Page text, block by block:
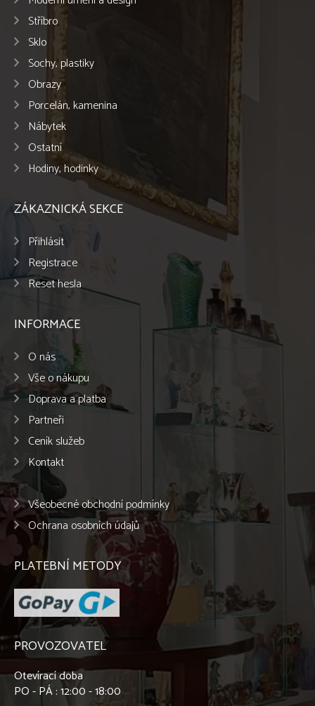
Stříbro
Sklo
Sochy, plastiky
Obrazy
Porcelán, kamenina
Nábytek
Ostatní
Hodiny, hodinky
ZÁKAZNICKÁ SEKCE
Přihlásit
Registrace
Reset hesla
INFORMACE
O nás
Vše o nákupu
Doprava a platba
Partneři
Ceník služeb
Kontakt
Všeobecné obchodní podmínky
Ochrana osobních údajů
PLATEBNÍ METODY
PROVOZOVATEL
Otevírací doba
PO - PÁ : 12:00 - 18:00